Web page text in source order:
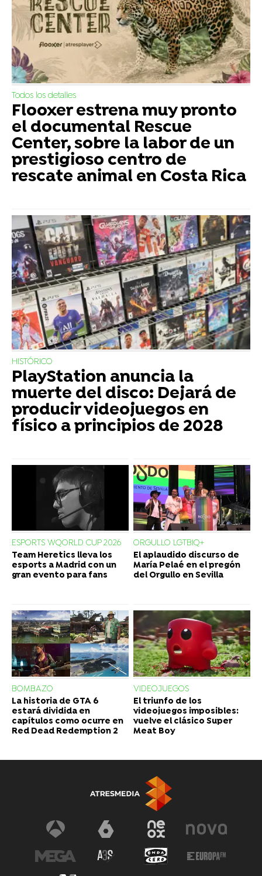
Todos los detalles
Flooxer estrena muy pronto
el documental Rescue
Center, sobre la labor de un
prestigioso centro de
rescate animal en Costa Rica
HISTÓRICO
PlayStation anuncia la
muerte del disco: Dejará de
producir videojuegos en
físico a principios de 2028
ESPORTS WQORLD CUP 2026
Team Heretics lleva los
esports a Madrid con un
gran evento para fans
ORGULLO LGTBIQ+
El aplaudido discurso de
María Pelaé en el pregón
del Orgullo en Sevilla
BOMBAZO
La historia de GTA 6
estará dividida en
capítulos como ocurre en
Red Dead Redemption 2
VIDEOJUEGOS
El triunfo de los
videojuegos imposibles:
vuelve el clásico Super
Meat Boy